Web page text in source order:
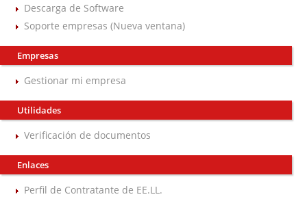
Descarga de Software
Soporte empresas (Nueva ventana)
Empresas
Gestionar mi empresa
Utilidades
Verificación de documentos
Enlaces
Perfil de Contratante de EE.LL.